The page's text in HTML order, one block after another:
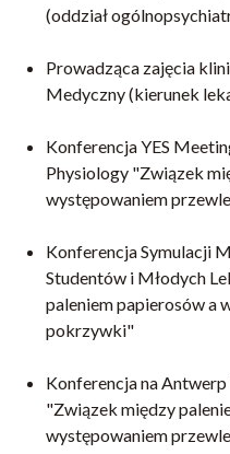
(oddział
Prowadząca zajęcia
Medyczny (kierunek
Konferencja YES
Physiology "Związek
występowaniem
Konferencja Symulacji
Studentów i Młodych
paleniem papierosów a
pokrzywki"
Konferencja na Antwerp
"Związek między
występowaniem